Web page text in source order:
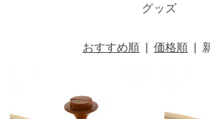
グッズ
おすすめ順 価格順